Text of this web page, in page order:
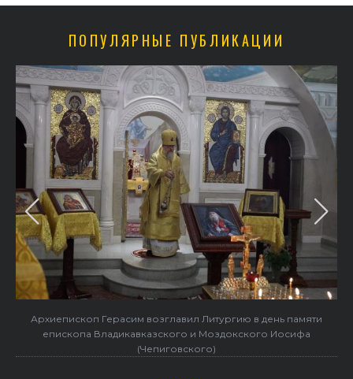
ПОПУЛЯРНЫЕ ПУБЛИКАЦИИ
Архиепископ Герасим возглавил Литургию в день памяти
епископа Владикавказского и Моздокского Иосифа
(Чепиговского)